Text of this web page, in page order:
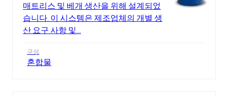
매트리스 및 베개 생산을 위해 설계되었
습니다. 이 시스템은 제조업체의 개별 생
산 요구 사항 및...
구성
혼합물